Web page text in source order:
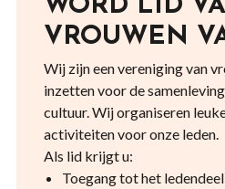
WORD LID
VROUWEN
Wij zijn een vereniging van
inzetten voor de
cultuur. Wij organiseren
activiteiten voor onze leden.
Als lid krijgt u:
Toegang tot het